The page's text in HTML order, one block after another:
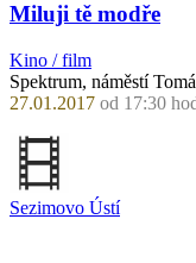
Miluji tě modře
Kino / film
Spektrum, náměstí
27.01.2017 od 17:30
Sezimovo Ústí